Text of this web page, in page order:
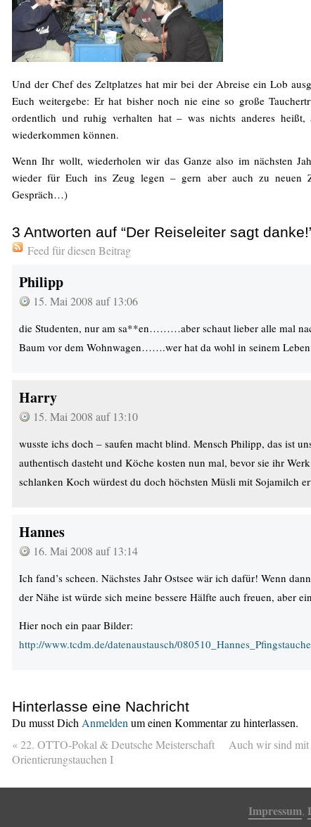
Und der Chef des Zeltplatzes hat mir bei der Abreise ein Lob
Euch weitergebe: Er hat bisher noch nie eine so große
ordentlich und ruhig verhalten hat – was nichts anderes
wiederkommen können.
Wenn Ihr wollt, wiederholen wir das Ganze also im nächsten
wieder für Euch ins Zeug legen – gern aber auch zu neuen
Gespräch…)
3 Antworten auf “Der Reiseleiter sagt
Feed für diesen Beitrag
Philipp
15. Mai 2008 auf 13:06
die Studenten, nur am sa**en………aber schaut lieber alle mal
Baum vor dem Wohnwagen…….wer hat da wohl in seinem
Harry
15. Mai 2008 auf 13:10
wusste ichs doch – saufen macht blind. Mensch Philipp, das ist
authentisch dasteht und Köche kosten nun mal, bevor sie ihr
schlanken Koch würdest du doch höchsten Müsli mit Sojamilch
Hannes
16. Mai 2008 auf 13:14
Ich fand’s scheen. Nächstes Jahr Ostsee wär ich dafür! Wenn
der Nähe ist würde sich meine bessere Hälfte auch freuen, aber
Hier noch ein paar Bilder:
http://www.tcdm.de/datenaustausch/
Hinterlasse eine Nachricht
Du musst Dich Anmelden um einen Kommentar zu hinterlassen.
«22. OTTO-Pokal & Deutsche Meisterschaft
Orientierungstauchen I
Auch wir sind
Impressum,